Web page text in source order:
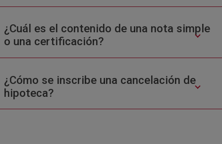
¿Cuál es el contenido de una nota simple
o una certificación?
¿Cómo se inscribe una cancelación de
hipoteca?